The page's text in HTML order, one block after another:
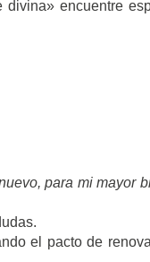
encuentre
para mi mayor
el pacto de